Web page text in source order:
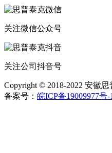
关注微信公众号
关注公司抖音号
Copyright © 2018-2022 安徽
备案号： 皖ICP备19009977号-1